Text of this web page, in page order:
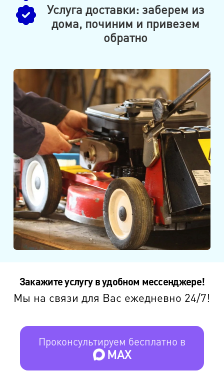
Услуга доставки: заберем из
дома, починим и привезем
обратно
Закажите услугу в удобном мессенджере!
Мы на связи для Вас ежедневно 24/7!
Проконсультируем бесплатно в
MAX